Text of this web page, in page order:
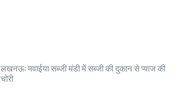
लखनऊ: मवाईया सब्जी मंडी में सब्जी की दुकान से प्याज की
चोरी